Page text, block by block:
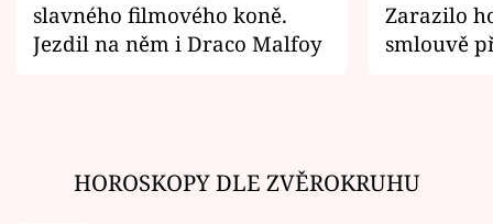
slavného filmového koně.
Jezdil na něm i Draco Malfoy
Zarazilo
smlouvě
HOROSKOPY DLE ZVĚROKRUHU